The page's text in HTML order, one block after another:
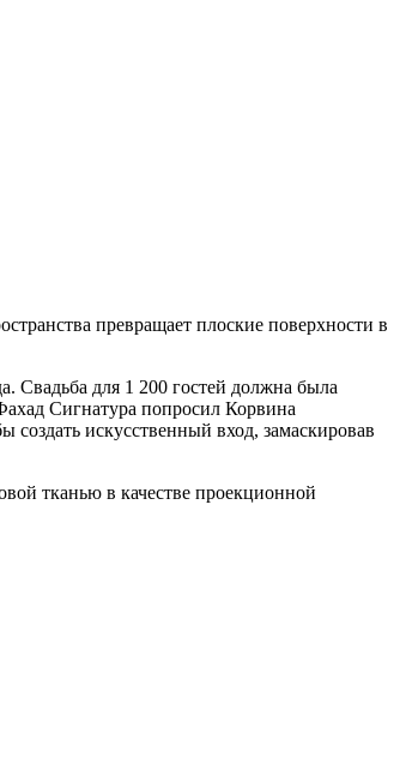
превращает плоские поверхности в
Свадьба для 1 200 гостей должна была
Сигнатура попросил Корвина
искусственный вход, замаскировав
тканью в качестве проекционной